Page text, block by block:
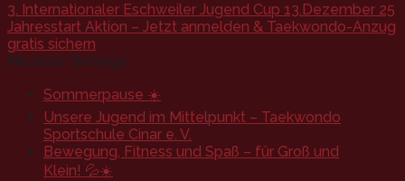
3. Internationaler Eschweiler Jugend Cup 13.Dezember 25
Jahresstart Aktion – Jetzt anmelden & Taekwondo-Anzug
gratis sichern
Neueste Beiträge
Sommerpause ☀️
Unsere Jugend im Mittelpunkt – Taekwondo
Sportschule Cinar e. V.
Bewegung, Fitness und Spaß – für Groß und
Klein! 💦☀️